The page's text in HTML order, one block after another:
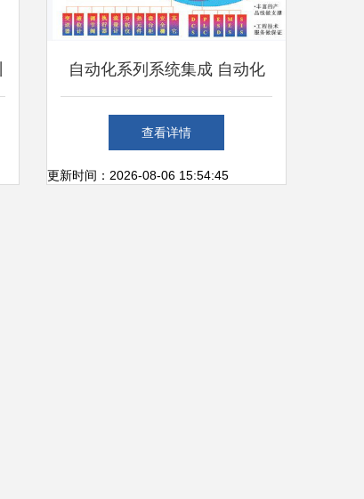
自动化系列系统集成 自动化
行业的新发展趋势
查看详情
更新时间：2026-08-06 15:54:45